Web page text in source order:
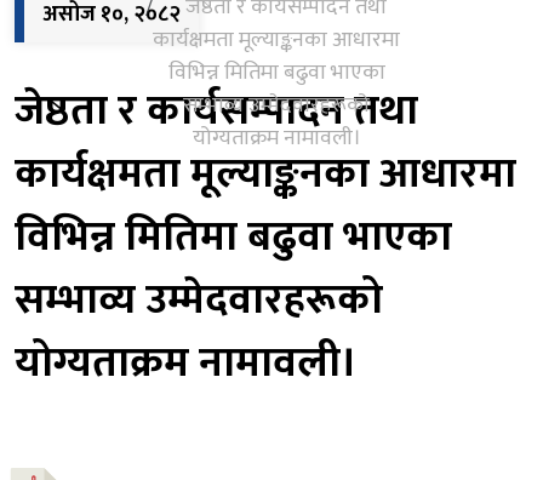
कार्यक्षमता मूल्याङ्कनका आधारमा
विभिन्न मितिमा बढुवा भाएका
सम्भाव्य उम्मेदवारहरूको
योग्यताक्रम नामावली।
असोज १०, २०८२
जेष्ठता र कार्यसम्पादन तथा
कार्यक्षमता मूल्याङ्कनका आधारमा
विभिन्न मितिमा बढुवा भाएका
सम्भाव्य उम्मेदवारहरूको
योग्यताक्रम नामावली।